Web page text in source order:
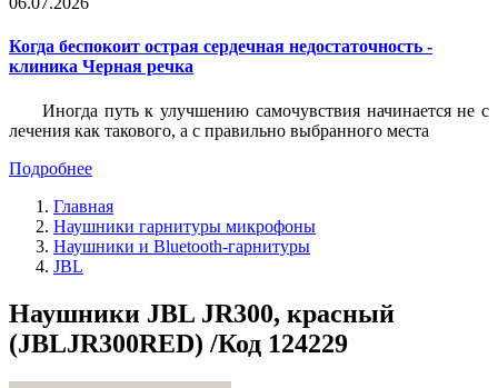
Когда беспокоит острая сердечная недостаточность -
клиника Черная речка
Иногда путь к улучшению самочувствия начинается не с
лечения как такового, а с правильно выбранного места
Подробнее
Главная
Наушники гарнитуры микрофоны
Наушники и Bluetooth-гарнитуры
JBL
Наушники JBL JR300, красный
(JBLJR300RED) /Код 124229